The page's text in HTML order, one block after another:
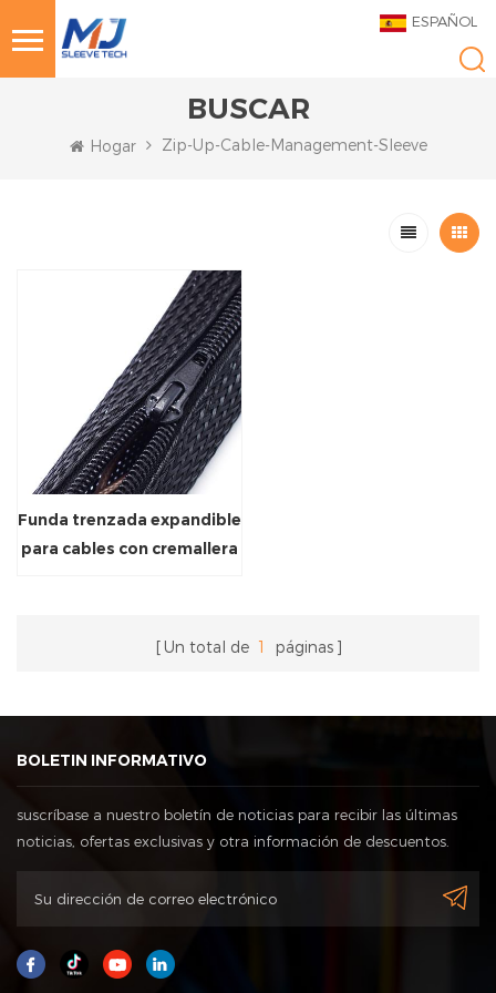
ESPAÑOL
BUSCAR
Hogar Zip-Up-Cable-Management-Sleeve
Funda trenzada expandible
para cables con cremallera
Un total de 1 páginas
BOLETIN INFORMATIVO
suscríbase a nuestro boletín de noticias para recibir las últimas
noticias, ofertas exclusivas y otra información de descuentos.